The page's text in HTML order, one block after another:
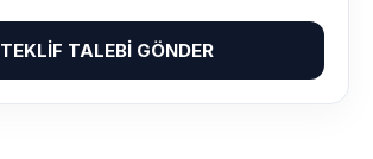
TEKLIF TALEBI GÖNDER